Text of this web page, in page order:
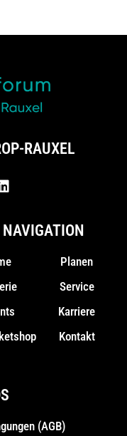
RAUXEL
NAVIGATION
Planen
Service
Karriere
Kontakt
(AGB)